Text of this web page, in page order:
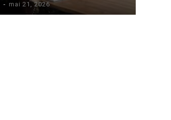
- mai 21, 2026